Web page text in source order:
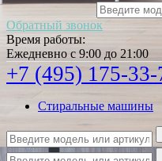
Обратный звонок
Время работы:
Ежедневно с 9:00 до 21:00
+7 (495) 175-33-
Стиральные машины